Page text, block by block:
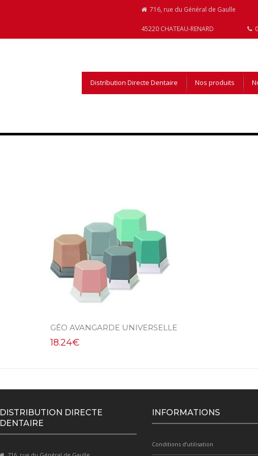
716, rue du Général de Gaulle
45220 CHATEAU-RENARD
Distribution Directe Dentaire Nos produits
GÉO AVANGARDE UNIVERSELLE
18.24€
DISTRIBUTION DIRECTE
DENTAIRE
INFORMATIONS
Conditions d’utilisation